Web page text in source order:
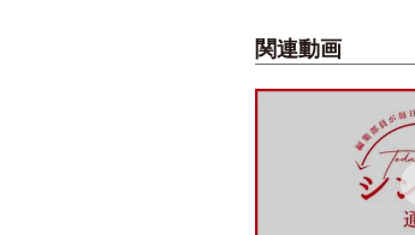
関連動画